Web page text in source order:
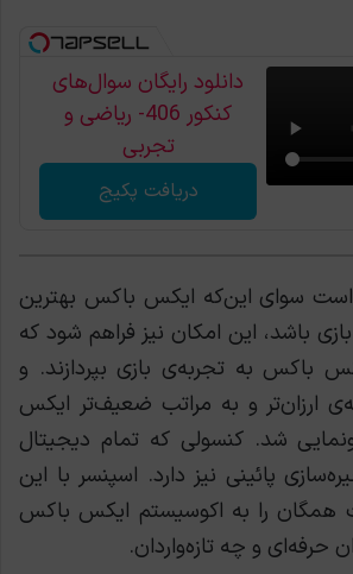
دانلود رایگان سوال‌های
کنکور 406- ریاضی و
تجربی
دریافت پکیج
سوای این‌که ایکس‌ باکس بهترین
باشد، این امکان نیز فراهم شود که
‌باکس به تجربه‌ی بازی بپردازند. و
ارزان‌تر و به مراتب ضعیف‌تر ایکس
شد. کنسولی که تمام دیجیتال
پائینی نیز دارد. اسپنسر با این
را به اکوسیستم ایکس ‌باکس
حرفه‌ای و چه تازه‌واردان.